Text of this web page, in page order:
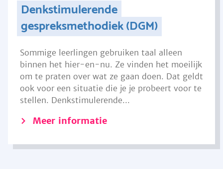
Denkstimulerende
gespreksmethodiek (DGM)
Sommige leerlingen gebruiken taal alleen
binnen het hier-en-nu. Ze vinden het moeilijk
om te praten over wat ze gaan doen. Dat geldt
ook voor een situatie die je je probeert voor te
stellen. Denkstimulerende...
Meer informatie